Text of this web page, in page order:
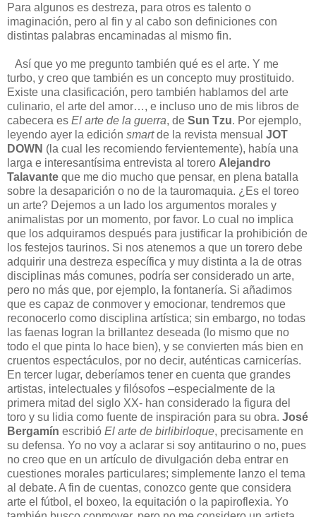
Para algunos es destreza, para otros es talento o
imaginación, pero al fin y al cabo son definiciones con
distintas palabras encaminadas al mismo fin.
Así que yo me pregunto también qué es el arte. Y me
turbo, y creo que también es un concepto muy prostituido.
Existe una clasificación, pero también hablamos del arte
culinario, el arte del amor…, e incluso uno de mis libros de
cabecera es El arte de la guerra, de Sun Tzu. Por ejemplo,
leyendo ayer la edición smartde la revista mensual JOT
DOWN (la cual les recomiendo fervientemente), había una
larga e interesantísima entrevista al torero Alejandro
Talavante que me dio mucho que pensar, en plena batalla
sobre la desaparición o no de la tauromaquia. ¿Es el toreo
un arte? Dejemos a un lado los argumentos morales y
animalistas por un momento, por favor. Lo cual no implica
que los adquiramos después para justificar la prohibición de
los festejos taurinos. Si nos atenemos a que un torero debe
adquirir una destreza específica y muy distinta a la de otras
disciplinas más comunes, podría ser considerado un arte,
pero no más que, por ejemplo, la fontanería. Si añadimos
que es capaz de conmover y emocionar, tendremos que
reconocerlo como disciplina artística; sin embargo, no todas
las faenas logran la brillantez deseada (lo mismo que no
todo el que pinta lo hace bien), y se convierten más bien en
cruentos espectáculos, por no decir, auténticas carnicerías.
En tercer lugar, deberíamos tener en cuenta que grandes
artistas, intelectuales y filósofos –especialmente de la
primera mitad del siglo XX- han considerado la figura del
toro y su lidia como fuente de inspiración para su obra. José
Bergamín escribió El arte de birlibirloque, precisamente en
su defensa. Yo no voy a aclarar si soy antitaurino o no, pues
no creo que en un artículo de divulgación deba entrar en
cuestiones morales particulares; simplemente lanzo el tema
al debate. A fin de cuentas, conozco gente que considera
arte el fútbol, el boxeo, la equitación o la papiroflexia. Yo